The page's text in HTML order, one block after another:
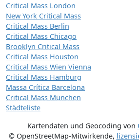
Critical Mass London
New York Critical Mass
Critical Mass Berlin
Critical Mass Chicago
Brooklyn Critical Mass
Critical Mass Houston
Critical Mass Wien Vienna
Critical Mass Hamburg
Massa Crítica Barcelona
Critical Mass München
Städteliste
Kartendaten und Geocoding von
© OpenStreetMap-Mitwirkende,